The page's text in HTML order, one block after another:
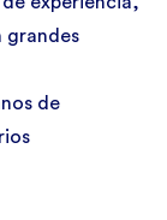
grandes
de